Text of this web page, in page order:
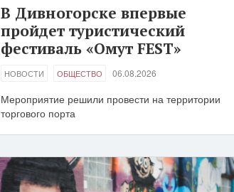
В Дивногорске впервые
пройдет туристический
фестиваль «Омут FEST»
НОВОСТИ ОБЩЕСТВО 06.08.2026
Мероприятие решили провести на территории
торгового порта